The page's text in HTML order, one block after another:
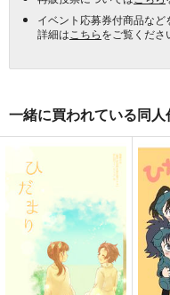
イベント応募券付商品など
詳細は こちらをご覧くださ
一緒に買われている同